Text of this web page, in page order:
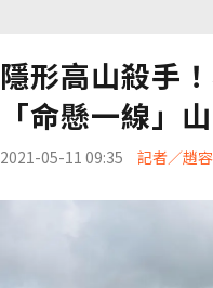
隱形高山殺手
「命懸一線」
2021-05-11 09:35 記者／趙